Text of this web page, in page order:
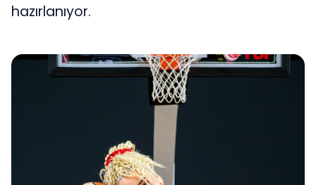
hazırlanıyor.